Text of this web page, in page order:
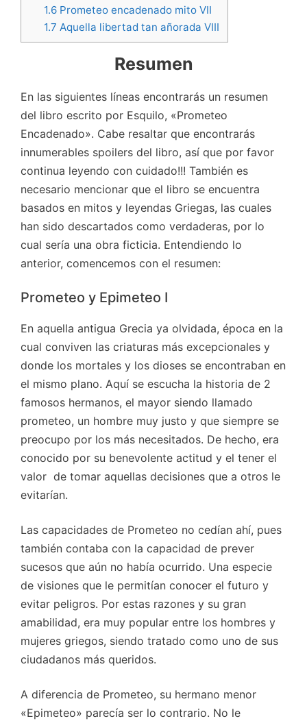
1.6Prometeo encadenado mito VII
1.7 Aquella libertad tan añorada VIII
Resumen
En las siguientes líneas encontrarás un resumen
del libro escrito por Esquilo, «Prometeo
Encadenado». Cabe resaltar que encontrarás
innumerables spoilers del libro, así que por favor
continua leyendo con cuidado!!! También es
necesario mencionar que el libro se encuentra
basados en mitos y leyendas Griegas, las cuales
han sido descartados como verdaderas, por lo
cual sería una obra ficticia. Entendiendo lo
anterior, comencemos con el resumen:
Prometeo y Epimeteo I
En aquella antigua Grecia ya olvidada, época en la
cual conviven las criaturas más excepcionales y
donde los mortales y los dioses se encontraban en
el mismo plano. Aquí se escucha la historia de 2
famosos hermanos, el mayor siendo llamado
prometeo, un hombre muy justo y que siempre se
preocupo por los más necesitados. De hecho, era
conocido por su benevolente actitud y el tener el
valor de tomar aquellas decisiones que a otros le
evitarían.
Las capacidades de Prometeo no cedían ahí, pues
también contaba con la capacidad de prever
sucesos que aún no había ocurrido. Una especie
de visiones que le permitían conocer el futuro y
evitar peligros. Por estas razones y su gran
amabilidad, era muy popular entre los hombres y
mujeres griegos, siendo tratado como uno de sus
ciudadanos más queridos.
A diferencia de Prometeo, su hermano menor
«Epimeteo» parecía ser lo contrario. No le